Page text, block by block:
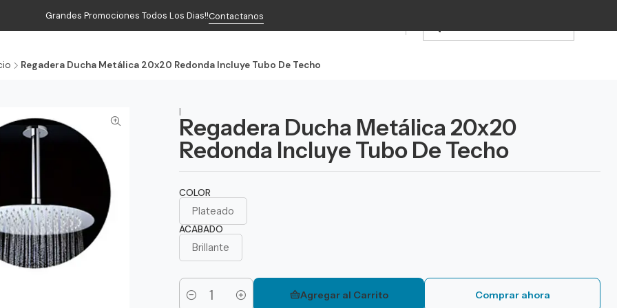
Grandes Promociones Todos Los Dias!!Contactanos
Regadera Ducha Metálica 20x20 Redonda Incluye Tubo De Techo
|
Regadera Ducha Metálica 20x20
Redonda Incluye Tubo De Techo
COLOR
Plateado
ACABADO
Brillante
Cantidad
Agregar al Carrito Comprar ahora